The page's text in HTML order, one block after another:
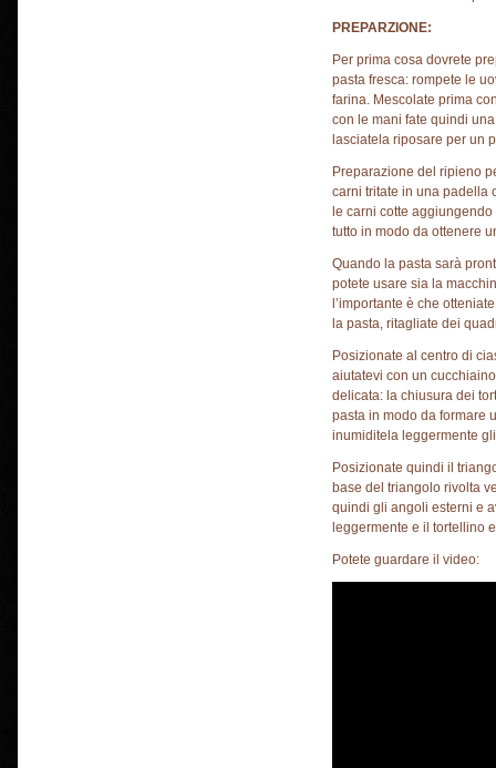
PREPARZIONE:
Per prima cosa dovrete
pasta fresca: rompete le
farina. Mescolate prima
con le mani fate quindi
lasciatela riposare per un
Preparazione del ripieno
carni tritate in una padella
le carni cotte
tutto in modo da ottenere
Quando la pasta sarà
potete usare sia la
l’importante è che
la pasta, ritagliate dei
Posizionate al centro di
aiutatevi con un
delicata: la chiusura dei
pasta in modo da formare
inumiditela leggermente
Posizionate quindi il
base del triangolo rivolta
quindi gli angoli esterni e
leggermente e il tortellino
Potete guardare il video: